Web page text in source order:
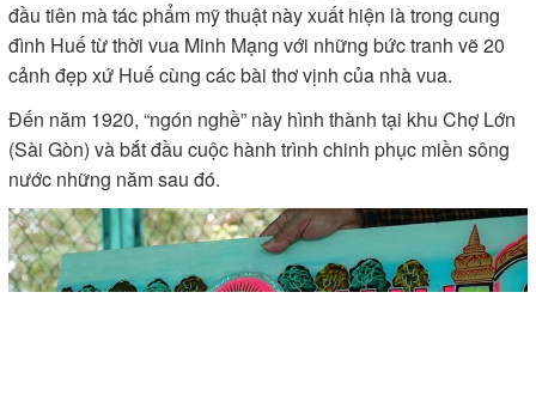
đầu tiên mà tác phẩm mỹ thuật này xuất hiện là trong cung
đình Huế từ thời vua Minh Mạng với những bức tranh vẽ 20
cảnh đẹp xứ Huế cùng các bài thơ vịnh của nhà vua.
Đến năm 1920, “ngón nghề” này hình thành tại khu Chợ Lớn
(Sài Gòn) và bắt đầu cuộc hành trình chinh phục miền sông
nước những năm sau đó.